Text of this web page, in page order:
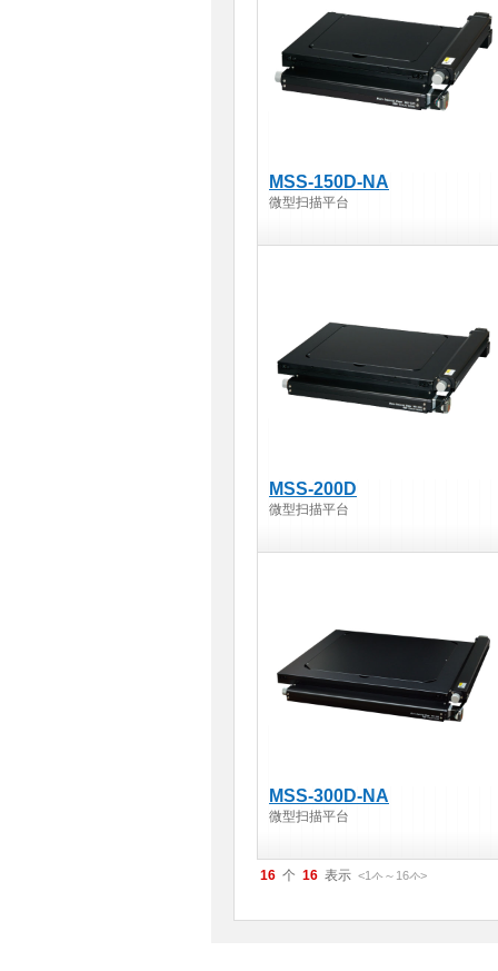
MSS-150D-NA
微型扫描平台
MSS-200D
微型扫描平台
MSS-300D-NA
微型扫描平台
16 16 <1件 ～ 16件>